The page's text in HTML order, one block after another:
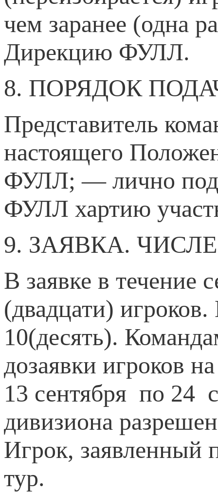
чем заранее (одна
Дирекцию ФУЛЛ.
8. ПОРЯДОК
Представитель
настоящего
ФУЛЛ; — лично
ФУЛЛ хартию
9. ЗАЯВКА.
В заявке в течение
(двадцати)
10(десять).
дозаявки игроков
13 сентября по 24
дивизиона
Игрок, заявленный
тур.